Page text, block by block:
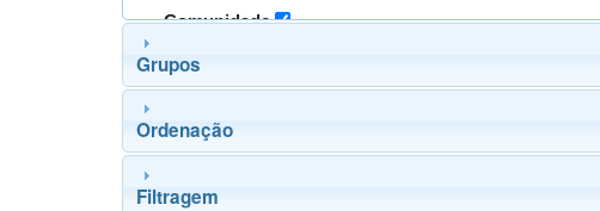
Comunidade
Grupos
Ordenação
Filtragem